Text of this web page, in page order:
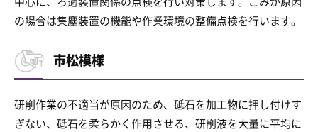
の場合は集塵装置の機能や作業環境の整備点検を行います。
市松模様
研削作業の不適当が原因のため、砥石を加工物に押し付けす
ぎない、砥石を柔らかく作用させる、研削液を大量に平均に